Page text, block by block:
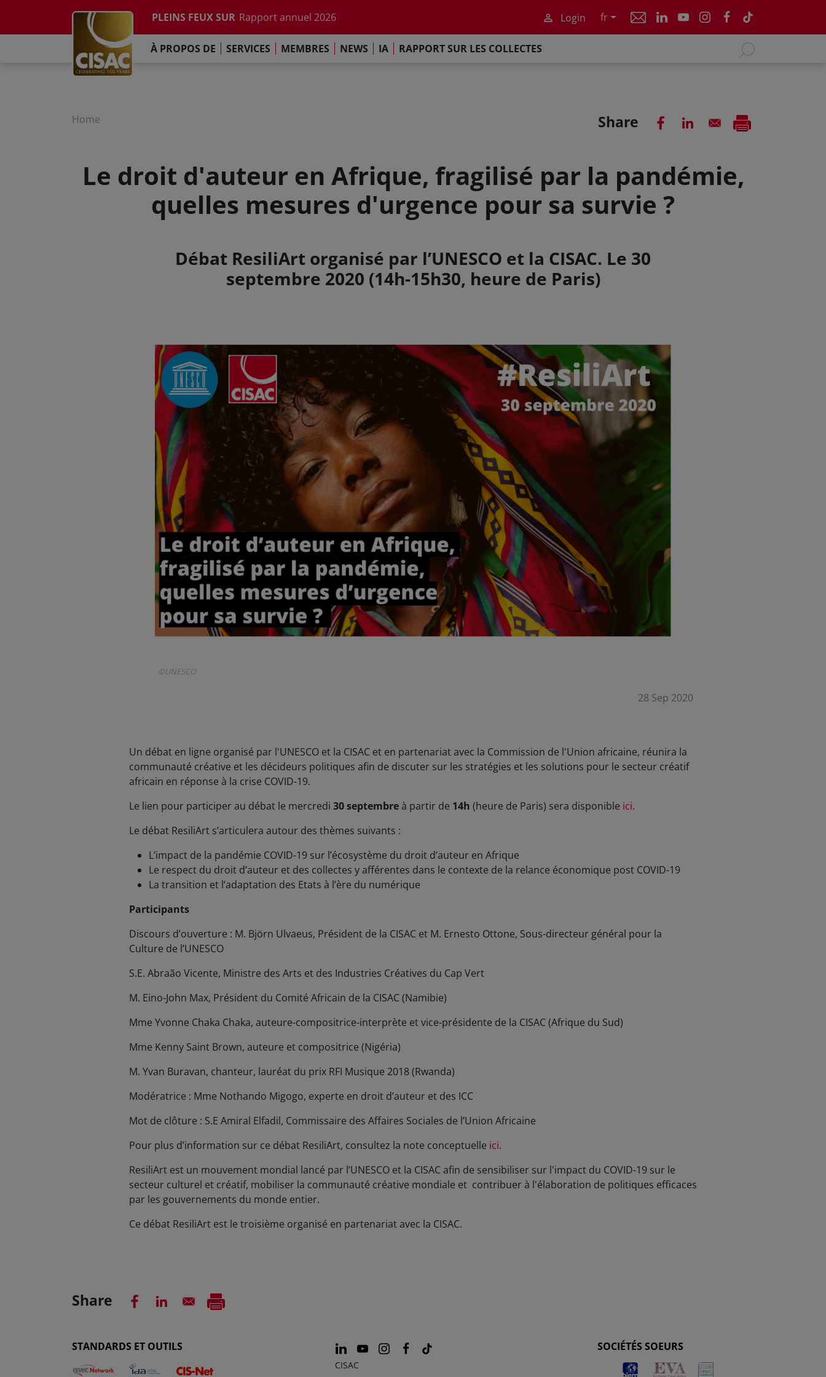
PLEINS FEUX SUR Rapport annuel 2026
L'Engagement de Paris
Rapport sur les Collectes Mondiales 2025
Login fr
LinkedinYoutubeInstagramFacebookTikTok
À PROPOS DE SERVICES MEMBRES NEWS IA RAPPORT SUR LES COLLECTES
Home Share
Le droit d'auteur en Afrique, fragilisé par la pandémie,
quelles mesures d'urgence pour sa survie ?
Débat ResiliArt organisé par l’UNESCO et la CISAC. Le 30
septembre 2020 (14h-15h30, heure de Paris)
©UNESCO
28 Sep 2020
Un débat en ligne organisé par l'UNESCO et la CISAC et en partenariat avec la Commission de l'Union africaine, réunira la
communauté créative et les décideurs politiques afin de discuter sur les stratégies et les solutions pour le secteur créatif
africain en réponse à la crise COVID-19.
Le lien pour participer au débat le mercredi 30 septembreà partir de 14h (heure de Paris) sera disponible ici.
Le débat ResiliArt s’articulera autour des thèmes suivants :
L’impact de la pandémie COVID-19 sur l’écosystème du droit d’auteur en Afrique
Le respect du droit d’auteur et des collectes y afférentes dans le contexte de la relance économique post COVID-19
La transition et l’adaptation des Etats à l’ère du numérique
Participants
Discours d’ouverture : M. Björn Ulvaeus, Président de la CISAC et M. Ernesto Ottone, Sous-directeur général pour la
Culture de l’UNESCO
S.E. Abraão Vicente, Ministre des Arts et des Industries Créatives du Cap Vert
M. Eino-John Max, Président du Comité Africain de la CISAC (Namibie)
Mme Yvonne Chaka Chaka, auteure-compositrice-interprète et vice-présidente de la CISAC (Afrique du Sud)
Mme Kenny Saint Brown, auteure et compositrice (Nigéria)
M. Yvan Buravan, chanteur, lauréat du prix RFI Musique 2018 (Rwanda)
Modératrice : Mme Nothando Migogo, experte en droit d’auteur et des ICC
Mot de clôture : S.E Amiral Elfadil, Commissaire des Affaires Sociales de l’Union Africaine
Pour plus d’information sur ce débat ResiliArt, consultez la note conceptuelle ici.
ResiliArt est un mouvement mondial lancé par l’UNESCO et la CISAC afin de sensibiliser sur l'impact du COVID-19 sur le
secteur culturel et créatif, mobiliser la communauté créative mondiale et contribuer à l'élaboration de politiques efficaces
par les gouvernements du monde entier.
Ce débat ResiliArt est le troisième organisé en partenariat avec la CISAC.
Share
STANDARDS ET OUTILS
CISAC
SOCIÉTÉS SOEURS